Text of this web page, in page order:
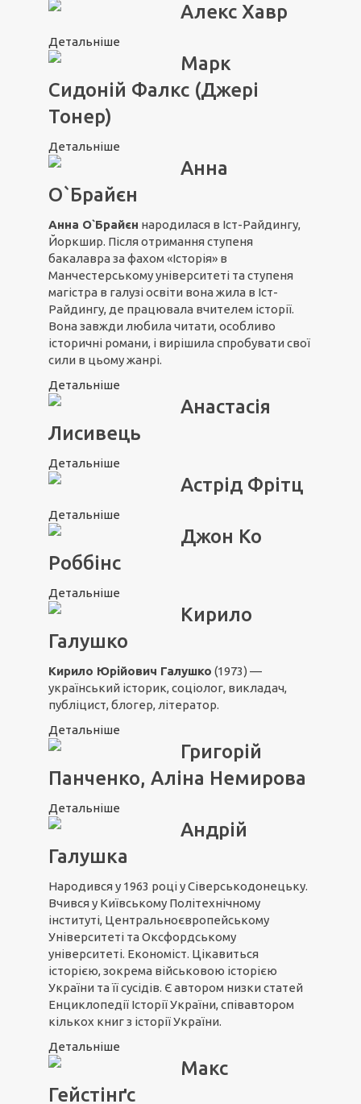
Алекс Хавр
Детальніше
Марк
Сидоній Фалкс (Джері
Тонер)
Детальніше
Анна
О`Брайєн
Анна О`Брайєн народилася в Іст-Райдингу,
Йоркшир. Після отримання ступеня
бакалавра за фахом «Історія» в
Манчестерському університеті та ступеня
магістра в галузі освіти вона жила в Іст-
Райдингу, де працювала вчителем історії.
Вона завжди любила читати, особливо
історичні романи, і вирішила спробувати свої
сили в цьому жанрі.
Детальніше
Анастасія
Лисивець
Детальніше
Астрід Фрітц
Детальніше
Джон Ко
Роббінс
Детальніше
Кирило
Галушко
Кирило Юрійович Галушко (1973) —
український історик, соціолог, викладач,
публіцист, блогер, літератор.
Детальніше
Григорій
Панченко, Аліна Немирова
Детальніше
Андрій
Галушка
Народився у 1963 році у Сіверськодонецьку.
Вчився у Київському Політехнічному
інституті, Центральноєвропейському
Університеті та Оксфордському
університеті. Економіст. Цікавиться
історією, зокрема військовою історією
України та її сусідів. Є автором низки статей
Енциклопедії Історії України, співавтором
кількох книг з історії України.
Детальніше
Макс
Гейстінґс